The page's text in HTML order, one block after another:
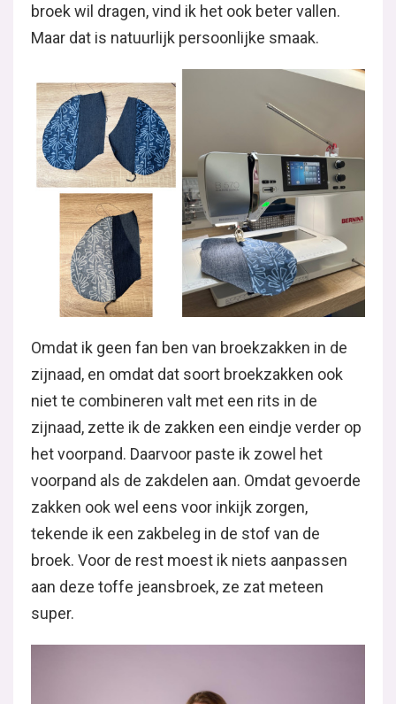
broek wil dragen, vind ik het ook beter vallen.
Maar dat is natuurlijk persoonlijke smaak.
Omdat ik geen fan ben van broekzakken in de
zijnaad, en omdat dat soort broekzakken ook
niet te combineren valt met een rits in de
zijnaad, zette ik de zakken een eindje verder op
het voorpand. Daarvoor paste ik zowel het
voorpand als de zakdelen aan. Omdat gevoerde
zakken ook wel eens voor inkijk zorgen,
tekende ik een zakbeleg in de stof van de
broek. Voor de rest moest ik niets aanpassen
aan deze toffe jeansbroek, ze zat meteen
super.